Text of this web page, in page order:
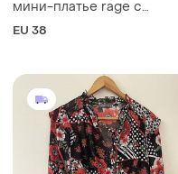
мини-платье rage с
пайетками (rose gold /
EU 38